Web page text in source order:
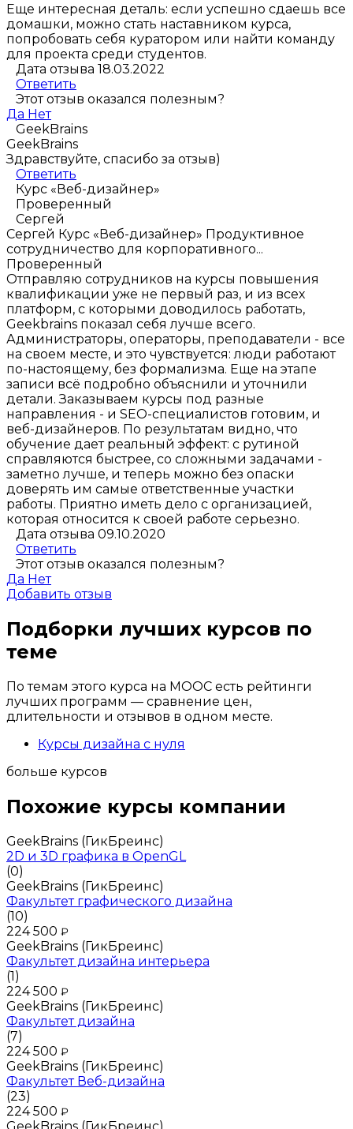
Еще интересная деталь: если успешно сдаешь все
домашки, можно стать наставником курса,
попробовать себя куратором или найти команду
для проекта среди студентов.
Дата отзыва 18.03.2022
Ответить
Этот отзыв оказался полезным?
Да Нет
GeekBrains
GeekBrains
Здравствуйте, спасибо за отзыв)
Ответить
Курс «Веб-дизайнер»
Проверенный
Сергей
Сергей Курс «Веб-дизайнер» Продуктивное
сотрудничество для корпоративного...
Проверенный
Отправляю сотрудников на курсы повышения
квалификации уже не первый раз, и из всех
платформ, с которыми доводилось работать,
Geekbrains показал себя лучше всего.
Администраторы, операторы, преподаватели - все
на своем месте, и это чувствуется: люди работают
по-настоящему, без формализма. Еще на этапе
записи всё подробно объяснили и уточнили
детали. Заказываем курсы под разные
направления - и SEO-специалистов готовим, и
веб-дизайнеров. По результатам видно, что
обучение дает реальный эффект: с рутиной
справляются быстрее, со сложными задачами -
заметно лучше, и теперь можно без опаски
доверять им самые ответственные участки
работы. Приятно иметь дело с организацией,
которая относится к своей работе серьезно.
Дата отзыва 09.10.2020
Ответить
Этот отзыв оказался полезным?
Да Нет
Добавить отзыв
Подборки лучших курсов по
теме
По темам этого курса на MOOC есть рейтинги
лучших программ — сравнение цен,
длительности и отзывов в одном месте.
Курсы дизайна с нуля
больше курсов
Похожие курсы компании
GeekBrains (ГикБреинс)
2D и 3D графика в OpenGL
(0)
GeekBrains (ГикБреинс)
Факультет графического дизайна
(10)
224 500 ₽
GeekBrains (ГикБреинс)
Факультет дизайна интерьера
(1)
224 500 ₽
GeekBrains (ГикБреинс)
Факультет дизайна
(7)
224 500 ₽
GeekBrains (ГикБреинс)
Факультет Веб-дизайна
(23)
224 500 ₽